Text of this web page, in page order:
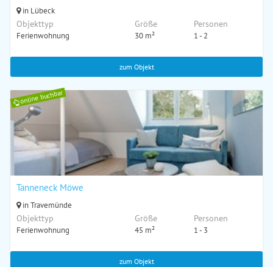
in Lübeck
Objekttyp
Ferienwohnung
Größe
30 m²
Personen
1 - 2
zum Objekt
online buchbar
Tanneneck Möwe
in Travemünde
Objekttyp
Ferienwohnung
Größe
45 m²
Personen
1 - 3
zum Objekt